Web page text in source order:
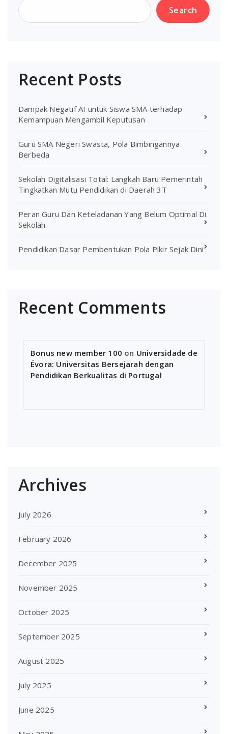
Search
Recent Posts
Dampak Negatif AI untuk Siswa SMA terhadap
Kemampuan Mengambil Keputusan
Guru SMA Negeri Swasta, Pola Bimbingannya
Berbeda
Sekolah Digitalisasi Total: Langkah Baru Pemerintah
Tingkatkan Mutu Pendidikan di Daerah 3T
Peran Guru Dan Keteladanan Yang Belum Optimal Di
Sekolah
Pendidikan Dasar Pembentukan Pola Pikir Sejak Dini
Recent Comments
Bonus new member 100 on Universidade de
Évora: Universitas Bersejarah dengan
Pendidikan Berkualitas di Portugal
Archives
July 2026
February 2026
December 2025
November 2025
October 2025
September 2025
August 2025
July 2025
June 2025